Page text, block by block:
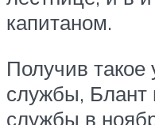
капитаном.
Получив такое
службы, Блант
службы в